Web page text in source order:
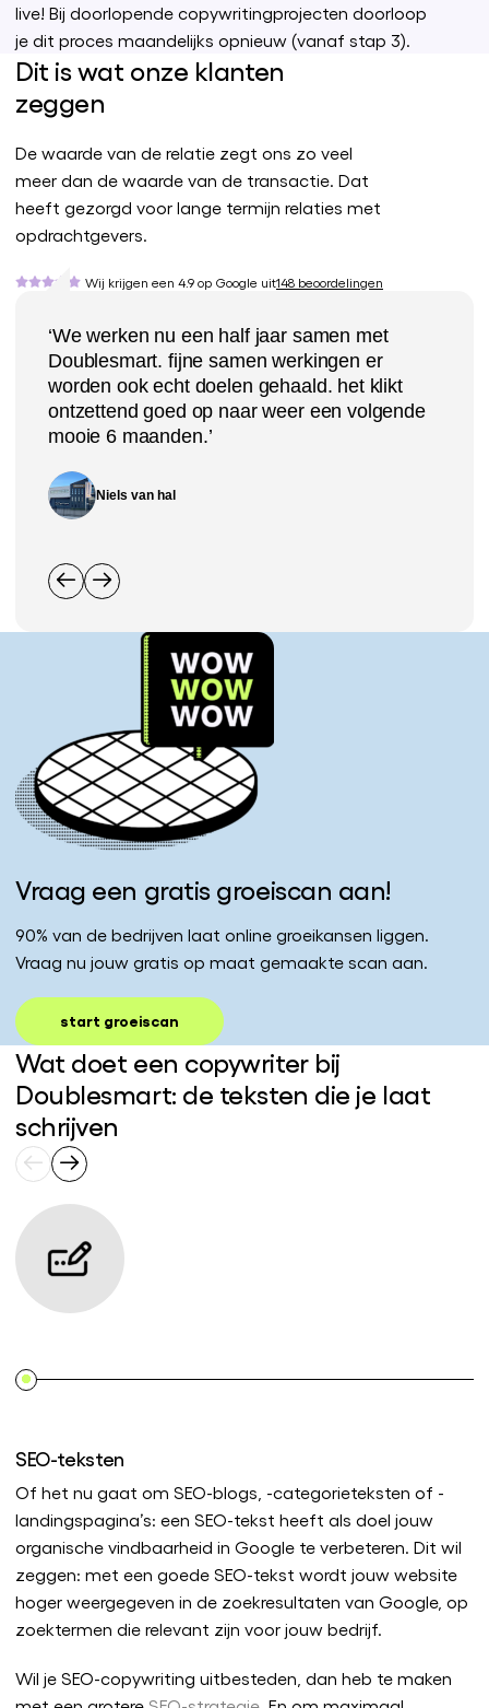
live! Bij doorlopende copywritingprojecten doorloop
je dit proces maandelijks opnieuw (vanaf stap 3).
Dit is wat onze klanten
zeggen
De waarde van de relatie zegt ons zo veel
meer dan de waarde van de transactie. Dat
heeft gezorgd voor lange termijn relaties met
opdrachtgevers.
Wij krijgen een 4.9 op Google uit148 beoordelingen
‘We werken nu een half jaar samen met
Doublesmart. fijne samen werkingen er
worden ook echt doelen gehaald. het klikt
ontzettend goed op naar weer een volgende
mooie 6 maanden.’
Niels van hal
Vraag een gratis groeiscan aan!
90% van de bedrijven laat online groeikansen liggen.
Vraag nu jouw gratis op maat gemaakte scan aan.
start groeiscan
Wat doet een copywriter bij
Doublesmart: de teksten die je laat
schrijven
SEO-teksten
Of het nu gaat om SEO-blogs, -categorieteksten of -
landingspagina’s: een SEO-tekst heeft als doel jouw
organische vindbaarheid in Google te verbeteren. Dit wil
zeggen: met een goede SEO-tekst wordt jouw website
hoger weergegeven in de zoekresultaten van Google, op
zoektermen die relevant zijn voor jouw bedrijf.
Wil je SEO-copywriting uitbesteden, dan heb te maken